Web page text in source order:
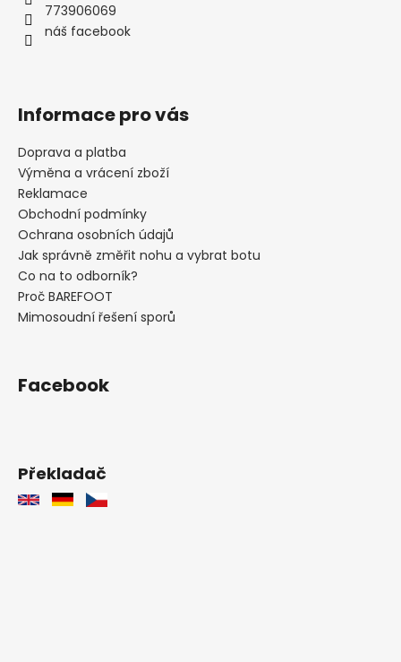
773906069
náš facebook
Informace pro vás
Doprava a platba
Výměna a vrácení zboží
Reklamace
Obchodní podmínky
Ochrana osobních údajů
Jak správně změřit nohu a vybrat botu
Co na to odborník?
Proč BAREFOOT
Mimosoudní řešení sporů
Facebook
Překladač